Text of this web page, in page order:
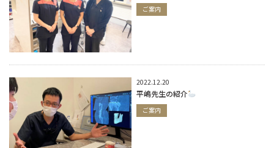
ご案内
2022.12.20
平嶋先生の紹介
ご案内